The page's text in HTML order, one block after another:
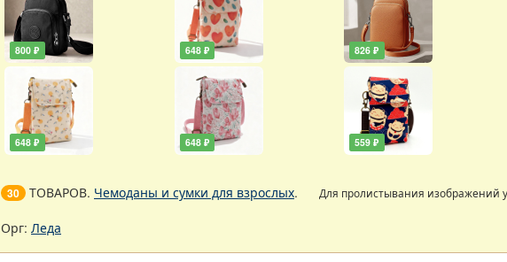
800 ₽
648 ₽
648 ₽
648 ₽
826 ₽
559 ₽
30 ТОВАРОВ. Чемоданы и сумки для взрослых. Для пролистывания изображений
Орг: Леда